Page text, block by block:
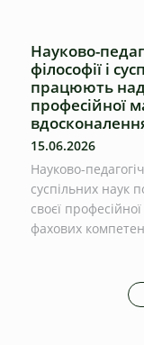
Науково-
філософії і
працюють
професійної
15.06.2026
Науково-
суспільних наук
своєї
фахових